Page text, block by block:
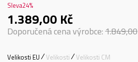
Sleva24%
1.389,00 Kč
Doporučená cena výrobce:1.849,00
Velikosti EU Velikosti Velikosti CM